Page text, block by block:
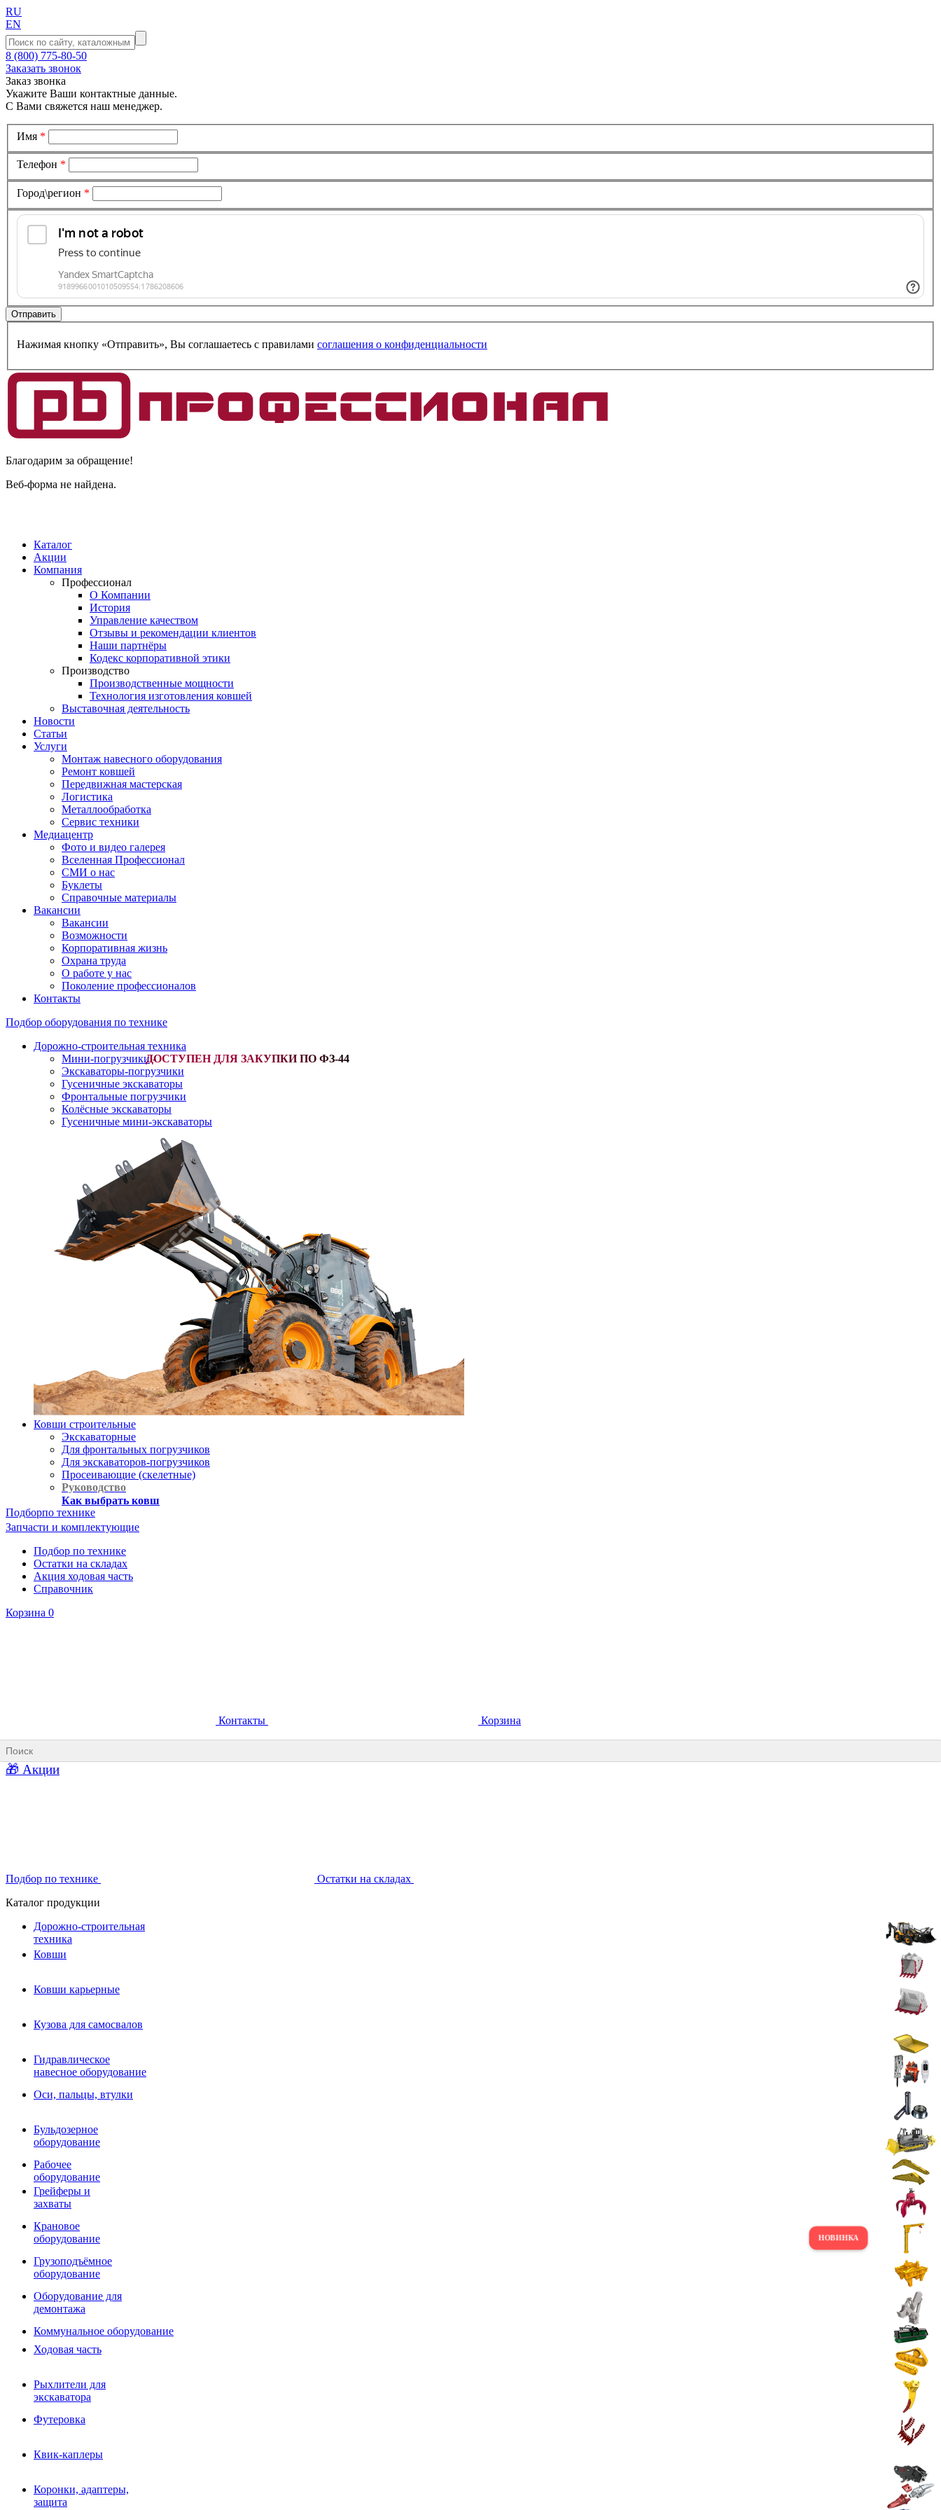
RU
EN
8 (800) 775-80-50
Заказать звонок
Заказ звонка
Укажите Ваши контактные данные.
С Вами свяжется наш менеджер.
Имя *
Телефон *
Город\регион *
Нажимая кнопку «Отправить», Вы соглашаетесь c правилами соглашения о конфиденциальности
Благодарим за обращение!
Веб-форма не найдена.
Каталог
Акции
Компания
Профессионал
О Компании
История
Управление качеством
Отзывы и рекомендации клиентов
Наши партнёры
Кодекс корпоративной этики
Производство
Производственные мощности
Технология изготовления ковшей
Выставочная деятельность
Новости
Статьи
Услуги
Монтаж навесного оборудования
Ремонт ковшей
Передвижная мастерская
Логистика
Металлообработка
Сервис техники
Медиацентр
Фото и видео галерея
Вселенная Профессионал
СМИ о нас
Буклеты
Справочные материалы
Вакансии
Вакансии
Возможности
Корпоративная жизнь
Охрана труда
О работе у нас
Поколение профессионалов
Контакты
Подбор оборудования по технике
Дорожно-строительная техника
Мини-погрузчики-
Экскаваторы-погрузчики
Гусеничные экскаваторы
Фронтальные погрузчики
Колёсные экскаваторы
Гусеничные мини-экскаваторы
Ковши строительные
Экскаваторные
Для фронтальных погрузчиков
Для экскаваторов-погрузчиков
Просеивающие (скелетные)
Руководство
Как выбрать ковш
Ковши для фронтальных погрузчиков
Гидравлическое навесное
оборудование
Гидробуры и шнеки
Вибротрамбовки
Навесные дорожные фрезы
Виброрипперы
Ковши дробильные щековые
Ковши дробильные роторные
Сортировочные ковши барабанные
Сортировочные ковши вальцовые
Фрезы роторные
Фрезы дисковые
Траншеекопатели
Просеивающие ковши для фронтальных погрузчиков
Распределители асфальта
Переходные плиты
Гидроразводка
РВД
Сваерезки
Как выбрать гидромолот
Подборпо технике
Запчасти и комплектующие
Подбор по технике
Остатки на складах
Акция ходовая часть
Справочник
Корзина 0
Контакты Корзина
🎁 Акции
Подбор по технике
Остатки на складах
Каталог продукции
Дорожно-строительная
техника
Ковши
Ковши карьерные
Кузова для самосвалов
Гидравлическое
навесное оборудование
Оси, пальцы, втулки
Бульдозерное
оборудование
Рабочее
оборудование
Грейферы и
захваты
Крановое
оборудование
Грузоподъёмное
оборудование
Оборудование для
демонтажа
Коммунальное оборудование
Ходовая часть
Рыхлители для
экскаватора
Футеровка
Квик-каплеры
Коронки, адаптеры,
защита